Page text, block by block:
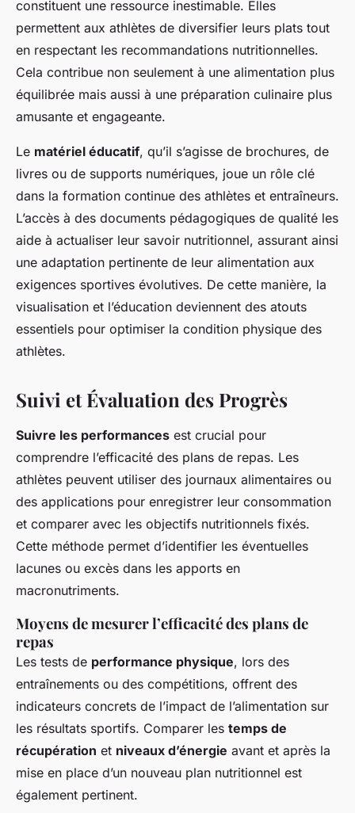
constituent une ressource inestimable. Elles
permettent aux athlètes de diversifier leurs plats tout
en respectant les recommandations nutritionnelles.
Cela contribue non seulement à une alimentation plus
équilibrée mais aussi à une préparation culinaire plus
amusante et engageante.
Le matériel éducatif, qu’il s’agisse de brochures, de
livres ou de supports numériques, joue un rôle clé
dans la formation continue des athlètes et entraîneurs.
L’accès à des documents pédagogiques de qualité les
aide à actualiser leur savoir nutritionnel, assurant ainsi
une adaptation pertinente de leur alimentation aux
exigences sportives évolutives. De cette manière, la
visualisation et l’éducation deviennent des atouts
essentiels pour optimiser la condition physique des
athlètes.
Suivi et Évaluation des Progrès
Suivre les performances est crucial pour
comprendre l’efficacité des plans de repas. Les
athlètes peuvent utiliser des journaux alimentaires ou
des applications pour enregistrer leur consommation
et comparer avec les objectifs nutritionnels fixés.
Cette méthode permet d’identifier les éventuelles
lacunes ou excès dans les apports en
macronutriments.
Moyens de mesurer l’efficacité des plans de
repas
Les tests de performance physique, lors des
entraînements ou des compétitions, offrent des
indicateurs concrets de l’impact de l’alimentation sur
les résultats sportifs. Comparer les temps de
récupération et niveaux d’énergie avant et après la
mise en place d’un nouveau plan nutritionnel est
également pertinent.